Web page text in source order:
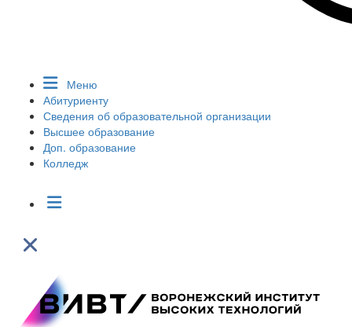
Меню
Абитуриенту
Сведения об образовательной организации
Высшее образование
Доп. образование
Колледж